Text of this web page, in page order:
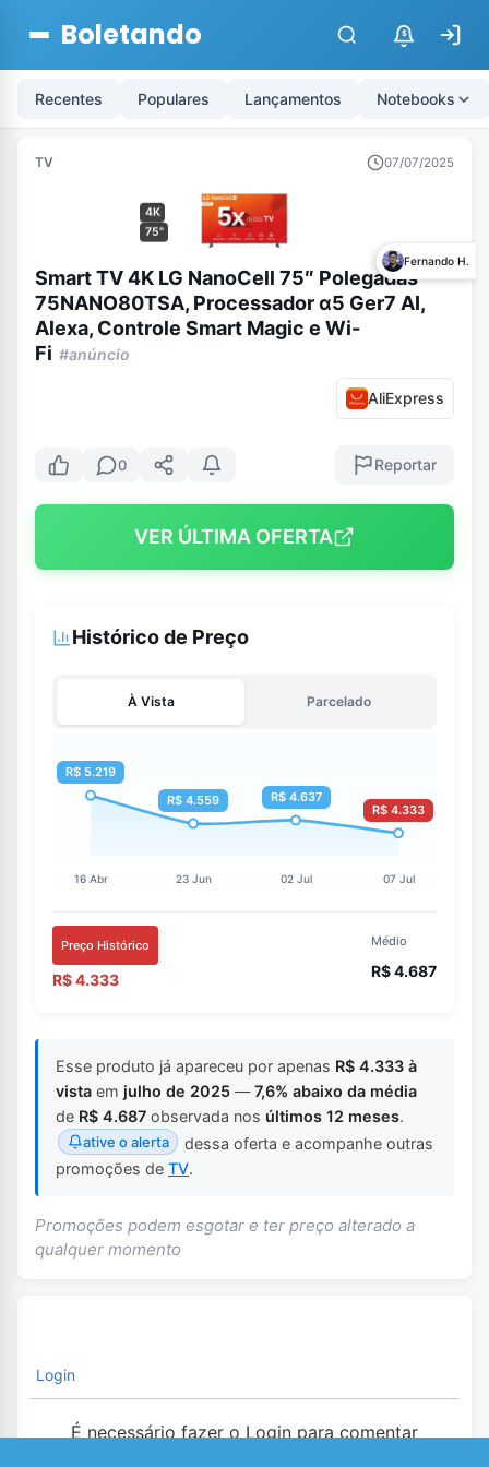
Boletando $
Recentes Populares Lançamentos Notebooks
TV 07/07/2025
4K
75"
Fernando H.
Smart TV 4K LG NanoCell 75″ Polegadas
75NANO80TSA, Processador α5 Ger7 AI,
Alexa, Controle Smart Magic e Wi-
Fi #anúncio
AliExpress
0 Reportar
VER ÚLTIMA OFERTA
Histórico de Preço
À Vista Parcelado
Preço Histórico
R$ 4.333
Médio
R$ 4.687
Esse produto já apareceu por apenas R$ 4.333 à
vista em julho de 2025 —7,6% abaixo da média
de R$ 4.687 observada nos últimos 12 meses.
ative o alerta
dessa oferta e acompanhe outras
promoções de TV.
Promoções podem esgotar e ter preço alterado a
qualquer momento
Login
É necessário fazer o Login para comentar